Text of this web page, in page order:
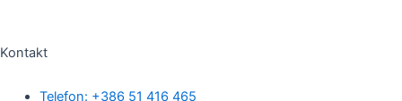
Kontakt
Telefon: +386 51 416 465